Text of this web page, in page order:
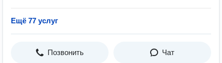
Ещё 77 услуг
Позвонить Чат